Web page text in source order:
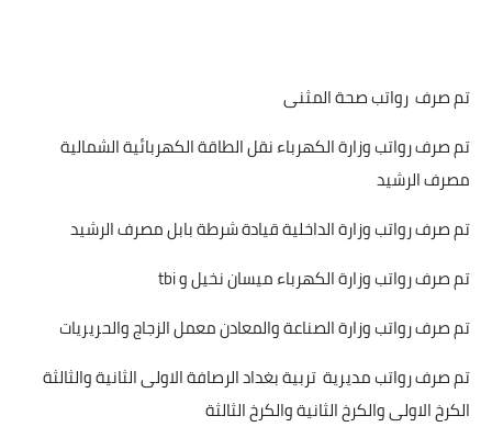
تم صرف رواتب صحة المثنى
تم صرف رواتب وزارة الكهرباء نقل الطاقة الكهربائية الشمالية
مصرف الرشيد
تم صرف رواتب وزارة الداخلية قيادة شرطة بابل مصرف الرشيد
تم صرف رواتب وزارة الكهرباء ميسان نخيل و tbi
تم صرف رواتب وزارة الصناعة والمعادن معمل الزجاج والحريريات
تم صرف رواتب مديرية تربية بغداد الرصافة الاولى الثانية والثالثة
الكرخ الاولى والكرخ الثانية والكرخ الثالثة